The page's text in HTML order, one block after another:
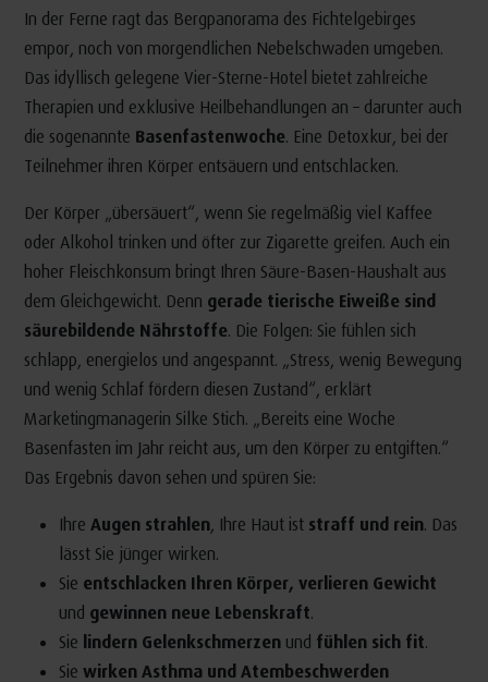
In der Ferne ragt das Bergpanorama des Fichtelgebirges
empor, noch von morgendlichen Nebelschwaden umgeben.
Das idyllisch gelegene Vier-Sterne-Hotel bietet zahlreiche
Therapien und exklusive Heilbehandlungen an – darunter auch
die sogenannte Basenfastenwoche . Eine Detoxkur, bei der
Teilnehmer ihren Körper entsäuern und entschlacken.
Der Körper „übersäuert“, wenn Sie regelmäßig viel Kaffee
oder Alkohol trinken und öfter zur Zigarette greifen. Auch ein
hoher Fleischkonsum bringt Ihren Säure-Basen-Haushalt aus
dem Gleichgewicht. Denn gerade tierische Eiweiße sind
säurebildende Nährstoffe. Die Folgen: Sie fühlen sich
schlapp, energielos und angespannt. „Stress, wenig Bewegung
und wenig Schlaf fördern diesen Zustand“, erklärt
Marketingmanagerin Silke Stich. „Bereits eine Woche
Basenfasten im Jahr reicht aus, um den Körper zu entgiften.“
Das Ergebnis davon sehen und spüren Sie:
Ihre Augen strahlen, Ihre Haut ist straff und rein. Das
lässt Sie jünger wirken.
Sie entschlacken Ihren Körper, verlieren Gewicht
und gewinnen neue Lebenskraft.
Sie lindern Gelenkschmerzen und fühlen sich fit.
Sie wirken Asthma und Atembeschwerden